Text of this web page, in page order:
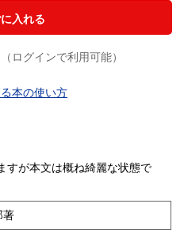
入れる
ログインで利用可能）
本の使い方
すが本文は概ね綺麗な状態で
著